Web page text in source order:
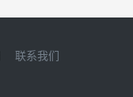
联系我们